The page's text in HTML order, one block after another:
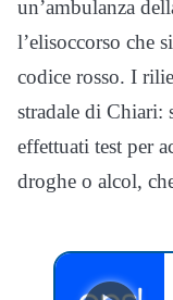
un’ambulanza
l’elisoccorso che
codice rosso. I
stradale di Chiari:
effettuati test per
droghe o alcol,